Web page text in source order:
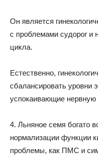
Он является
с проблемами судорог и
цикла.
Естественно,
сбалансировать уровни
успокаивающие нервную
4. Льняное семя богато
нормализации функции
проблемы, как ПМС и